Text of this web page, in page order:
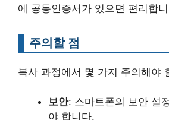
에 공동인증서가 있으면 편리합
주의할 점
복사 과정에서 몇 가지 주의해야
보안: 스마트폰의 보안 설
야 합니다.